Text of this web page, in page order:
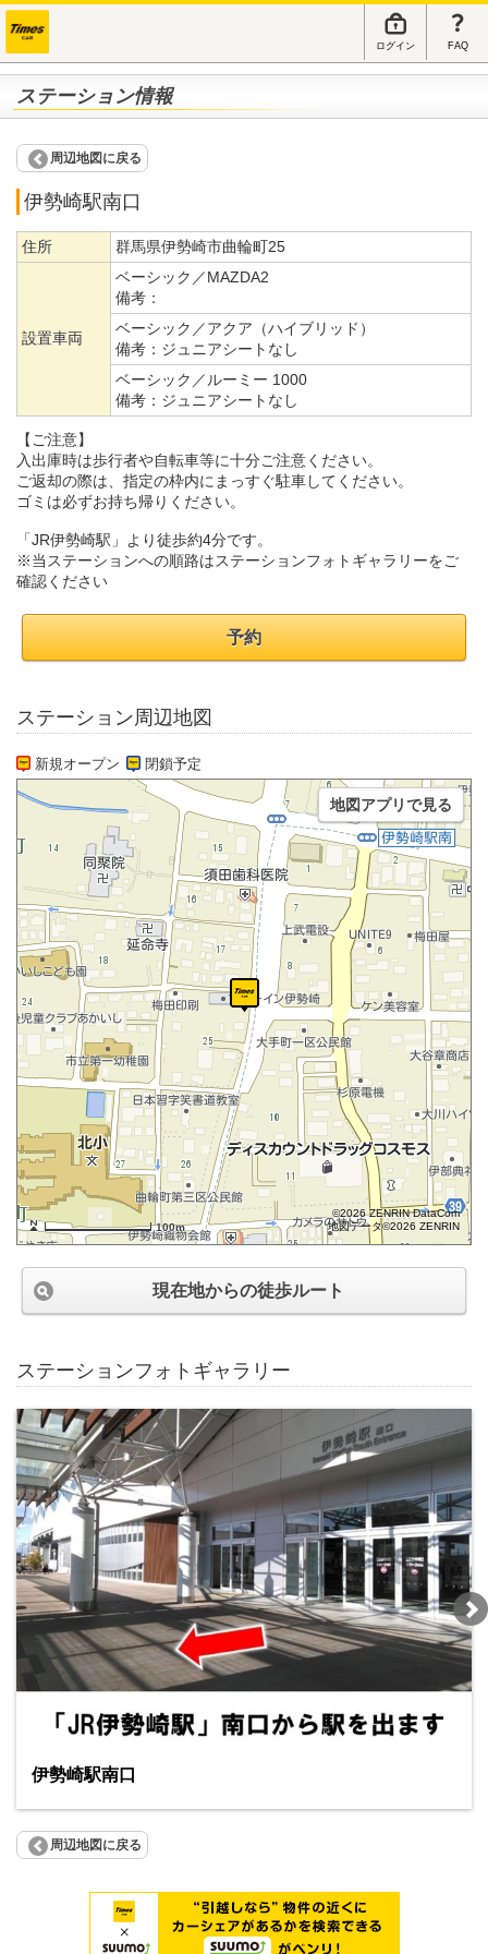
ログイン FAQ
ステーション情報
周辺地図に戻る
伊勢崎駅南口
住所 群馬県伊勢崎市曲輪町25
設置車両
ベーシック／MAZDA2
備考：
ベーシック／アクア（ハイブリッド）
備考： ジュニアシートなし
ベーシック／ルーミー 1000
備考： ジュニアシートなし
【ご注意】
入出庫時は歩行者や自転車等に十分ご注意ください。
ご返却の際は、指定の枠内にまっすぐ駐車してください。
ゴミは必ずお持ち帰りください。
「JR伊勢崎駅」より徒歩約4分です。
※当ステーションへの順路はステーションフォトギャラリーをご
確認ください
予約
ステーション周辺地図
新規オープン 閉鎖予定
100m
©2026 ZENRIN DataCom
地図データ©2026 ZENRIN
地図アプリで見る
現在地からの徒歩ルート
ステーションフォトギャラリー
伊勢崎駅南口
周辺地図に戻る